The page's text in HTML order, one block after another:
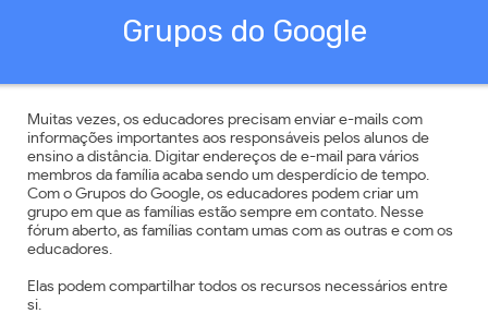
Grupos do Google
Muitas vezes, os educadores precisam enviar e-mails com
informações importantes aos responsáveis pelos alunos de
ensino a distância. Digitar endereços de e-mail para vários
membros da família acaba sendo um desperdício de tempo.
Com o Grupos do Google, os educadores podem criar um
grupo em que as famílias estão sempre em contato. Nesse
fórum aberto, as famílias contam umas com as outras e com os
educadores.
Elas podem compartilhar todos os recursos necessários entre
si.